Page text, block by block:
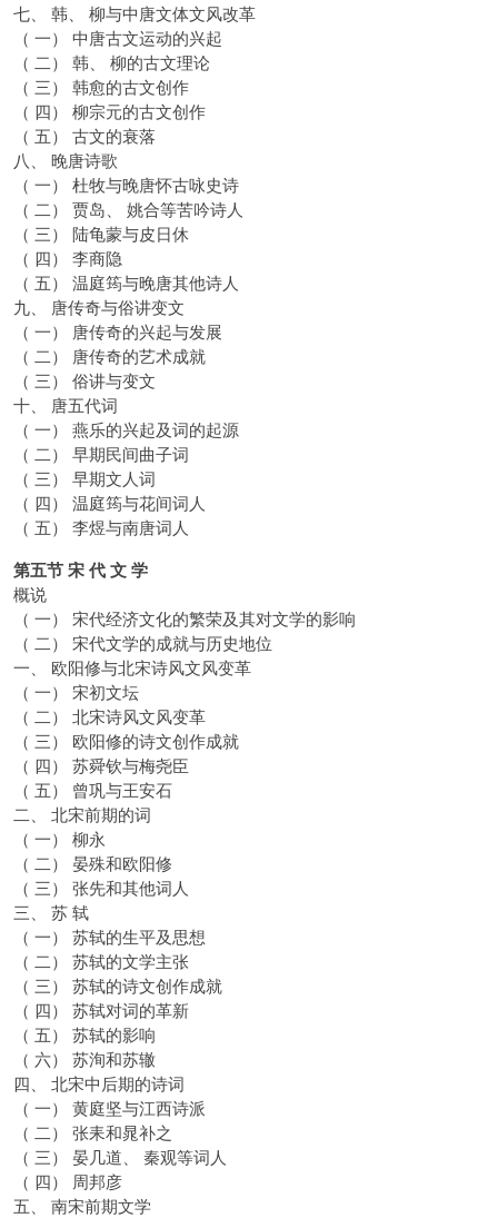
七、 韩、 柳与中唐文体文风改革
（ 一） 中唐古文运动的兴起
（ 二） 韩、 柳的古文理论
（ 三） 韩愈的古文创作
（ 四） 柳宗元的古文创作
（ 五） 古文的衰落
八、 晚唐诗歌
（ 一） 杜牧与晚唐怀古咏史诗
（ 二） 贾岛、 姚合等苦吟诗人
（ 三） 陆龟蒙与皮日休
（ 四） 李商隐
（ 五） 温庭筠与晚唐其他诗人
九、 唐传奇与俗讲变文
（ 一） 唐传奇的兴起与发展
（ 二） 唐传奇的艺术成就
（ 三） 俗讲与变文
十、 唐五代词
（ 一） 燕乐的兴起及词的起源
（ 二） 早期民间曲子词
（ 三） 早期文人词
（ 四） 温庭筠与花间词人
（ 五） 李煜与南唐词人
第五节 宋 代 文 学
概说
（ 一） 宋代经济文化的繁荣及其对文学的影响
（ 二） 宋代文学的成就与历史地位
一、 欧阳修与北宋诗风文风变革
（ 一） 宋初文坛
（ 二） 北宋诗风文风变革
（ 三） 欧阳修的诗文创作成就
（ 四） 苏舜钦与梅尧臣
（ 五） 曾巩与王安石
二、 北宋前期的词
（ 一） 柳永
（ 二） 晏殊和欧阳修
（ 三） 张先和其他词人
三、 苏 轼
（ 一） 苏轼的生平及思想
（ 二） 苏轼的文学主张
（ 三） 苏轼的诗文创作成就
（ 四） 苏轼对词的革新
（ 五） 苏轼的影响
（ 六） 苏洵和苏辙
四、 北宋中后期的诗词
（ 一） 黄庭坚与江西诗派
（ 二） 张耒和晁补之
（ 三） 晏几道、 秦观等词人
（ 四） 周邦彦
五、 南宋前期文学